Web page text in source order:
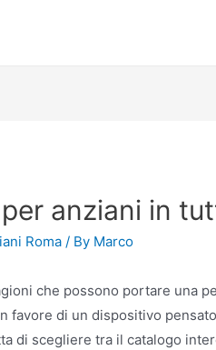
anziani in
Roma / By Marco
che possono portare una
favore di un dispositivo
di scegliere tra il catalogo